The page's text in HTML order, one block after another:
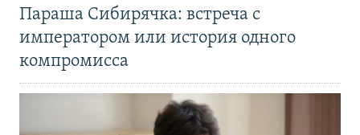
Параша Сибирячка: встреча с
императором или история одного
компромисса